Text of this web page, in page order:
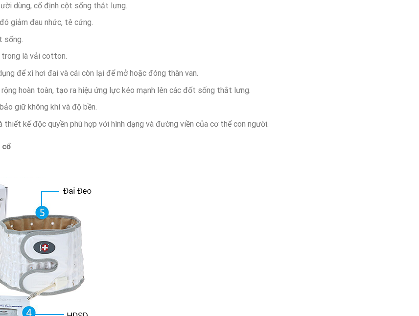
dùng, cố định cột sống thắt lưng.
giảm đau nhức, tê cứng.
sống.
trong là vải cotton.
để xì hơi đai và cái còn lại để mở hoặc đóng thân van.
hoàn toàn, tạo ra hiệu ứng lực kéo mạnh lên các đốt sống thắt lưng.
giữ không khí và độ bền.
kế độc quyền phù hợp với hình dạng và đường viền của cơ thể con người.
cổ